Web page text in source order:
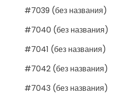
#7039 (без названия)
#7040 (без названия)
#7041 (без названия)
#7042 (без названия)
#7043 (без названия)